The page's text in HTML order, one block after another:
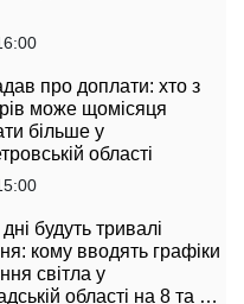
про доплати: хто з
може щомісяця
більше у
області
будуть тривалі
кому вводять графіки
світла у
області на 8 та 9